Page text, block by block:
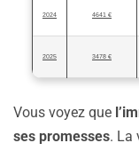
2024 4641 €
2025 3478 €
Vous voyez que
ses promesses. La